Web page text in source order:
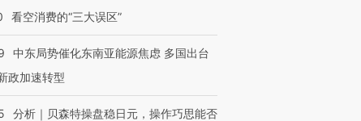
看空消费的“三大误区”
中东局势催化东南亚能源焦虑 多国出台
政加速转型
分析｜贝森特操盘稳日元，操作巧思能否